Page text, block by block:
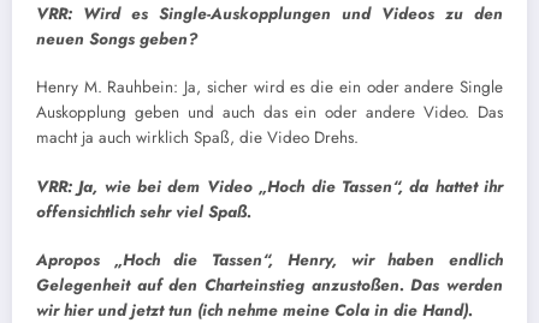
VRR: Wird es Single-Auskopplungen und Videos zu den
neuen Songs geben?
Henry M. Rauhbein: Ja, sicher wird es die ein oder andere Single
Auskopplung geben und auch das ein oder andere Video. Das
macht ja auch wirklich Spaß, die Video Drehs.
VRR: Ja, wie bei dem Video „Hoch die Tassen“, da hattet ihr
offensichtlich sehr viel Spaß.
Apropos „Hoch die Tassen“, Henry, wir haben endlich
Gelegenheit auf den Charteinstieg anzustoßen. Das werden
wir hier und jetzt tun (ich nehme meine Cola in die Hand).